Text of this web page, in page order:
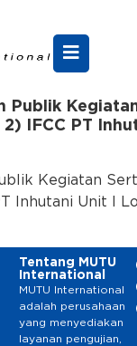
Publik
IFCC PT
Kegiatan
Inhutani Unit I
Tentang MUTU
International
MUTU International
adalah perusahaan
yang menyediakan
layanan pengujian,